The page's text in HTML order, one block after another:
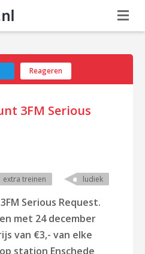
Reageren
3FM Serious
extra treinen ludiek
Serious Request.
met 24 december
van €3,- van elke
station Enschede